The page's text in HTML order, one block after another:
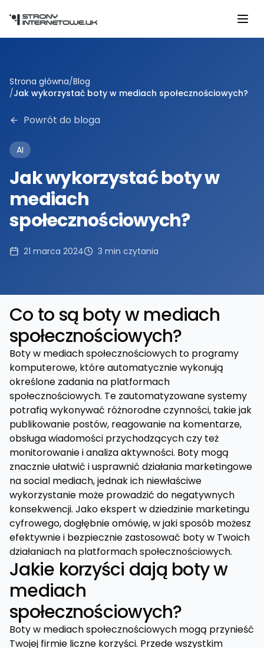
Strona główna/Blog
/Jak wykorzystać boty w mediach społecznościowych?
Powrót do bloga
AI
Jak wykorzystać boty w
mediach
społecznościowych?
21 marca 2024 3 min czytania
Co to są boty w mediach
społecznościowych?
Boty w mediach społecznościowych to programy
komputerowe, które automatycznie wykonują
określone zadania na platformach
społecznościowych. Te zautomatyzowane systemy
potrafią wykonywać różnorodne czynności, takie jak
publikowanie postów, reagowanie na komentarze,
obsługa wiadomości przychodzących czy też
monitorowanie i analiza aktywności. Boty mogą
znacznie ułatwić i usprawnić działania marketingowe
na social mediach, jednak ich niewłaściwe
wykorzystanie może prowadzić do negatywnych
konsekwencji. Jako ekspert w dziedzinie marketingu
cyfrowego, dogłębnie omówię, w jaki sposób możesz
efektywnie i bezpiecznie zastosować boty w Twoich
działaniach na platformach społecznościowych.
Jakie korzyści dają boty w
mediach
społecznościowych?
Boty w mediach społecznościowych mogą przynieść
Twojej firmie liczne korzyści. Przede wszystkim